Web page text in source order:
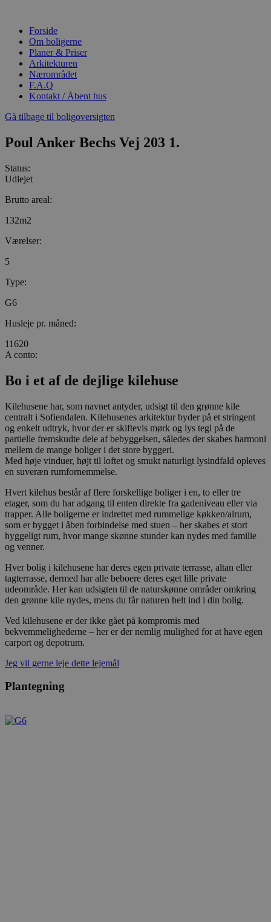
indholdForside
Om boligerne
Planer & Priser
Arkitekturen
Nærområdet
F.A.Q
Kontakt / Åbent hus
Gå tilbage til boligoversigten
Poul Anker Bechs Vej 203 1.
Status:
Udlejet
Brutto areal:
132m2
Værelser:
5
Type:
G6
Husleje pr. måned:
11620
A conto:
Bo i et af de dejlige kilehuse
Kilehusene har, som navnet antyder, udsigt til den grønne kile
centralt i Sofiendalen. Kilehusenes arkitektur byder på et stringent
og enkelt udtryk, hvor der er skiftevis mørk og lys tegl på de
partielle fremskudte dele af bebyggelsen, således der skabes harmoni
mellem de mange boliger i det store byggeri.
Med høje vinduer, højt til loftet og smukt naturligt lysindfald opleves
en suveræn rumfornemmelse.
Hvert kilehus består af flere forskellige boliger i en, to eller tre
etager, som du har adgang til enten direkte fra gadeniveau eller via
trapper. Alle boligerne er indrettet med rummelige køkken/alrum,
som er bygget i åben forbindelse med stuen – her skabes et stort
hyggeligt rum, hvor mange skønne stunder kan nydes med familie
og venner.
Hver bolig i kilehusene har deres egen private terrasse, altan eller
tagterrasse, dermed har alle beboere deres eget lille private
udeområde. Her kan udsigten til de naturskønne områder omkring
den grønne kile nydes, mens du får naturen helt ind i din bolig.
Ved kilehusene er der ikke gået på kompromis med
bekvemmelighederne – her er der nemlig mulighed for at have egen
carport og depotrum.
Jeg vil gerne leje dette lejemål
Plantegning